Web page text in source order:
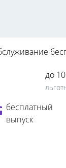
до
бесплатный
выпуск